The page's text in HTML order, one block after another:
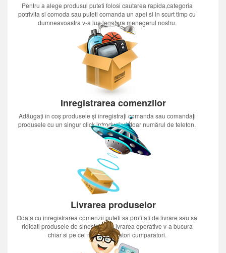
Pentru a alege produsul puteti folosi cautarea rapida,categoria
potrivita si comoda sau puteti comanda un apel si in scurt timp cu
dumneavoastra v-a lua legatura menegerul nostru.
Inregistrarea comenzilor
Adăugați în coș produsele și înregistrați comanda sau comandați
produsele cu un singur click introducînd doar numărul de telefon.
Livrarea produselor
Odata cu inregistrarea comenzii puteti sa profitati de livrare sau sa
ridicati produsele de sinestatator.Livrarea operative v-a bucura
chiar si pe cei mai nerabdatori cumparatori.